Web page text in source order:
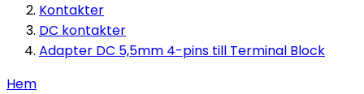
Kontakter
DC kontakter
Adapter DC 5,5mm 4-pins till Terminal Block
Hem